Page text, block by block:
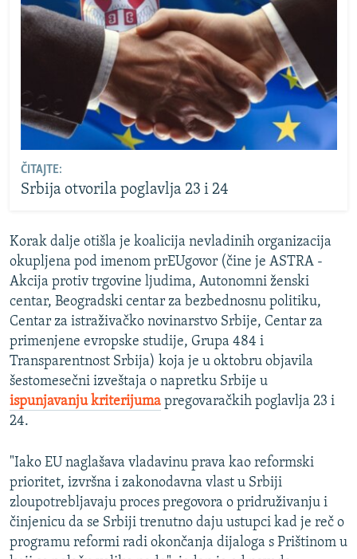
ČITAJTE:
Srbija otvorila poglavlja 23 i 24
Korak dalje otišla je koalicija nevladinih organizacija
okupljena pod imenom prEUgovor (čine je ASTRA -
Akcija protiv trgovine ljudima, Autonomni ženski
centar, Beogradski centar za bezbednosnu politiku,
Centar za istraživačko novinarstvo Srbije, Centar za
primenjene evropske studije, Grupa 484 i
Transparentnost Srbija) koja je u oktobru objavila
šestomesečni izveštaja o napretku Srbije u
ispunjavanju kriterijuma pregovaračkih poglavlja 23 i
24.
"Iako EU naglašava vladavinu prava kao reformski
prioritet, izvršna i zakonodavna vlast u Srbiji
zloupotrebljavaju proces pregovora o pridruživanju i
činjenicu da se Srbiji trenutno daju ustupci kad je reč o
programu reformi radi okončanja dijaloga s Prištinom u